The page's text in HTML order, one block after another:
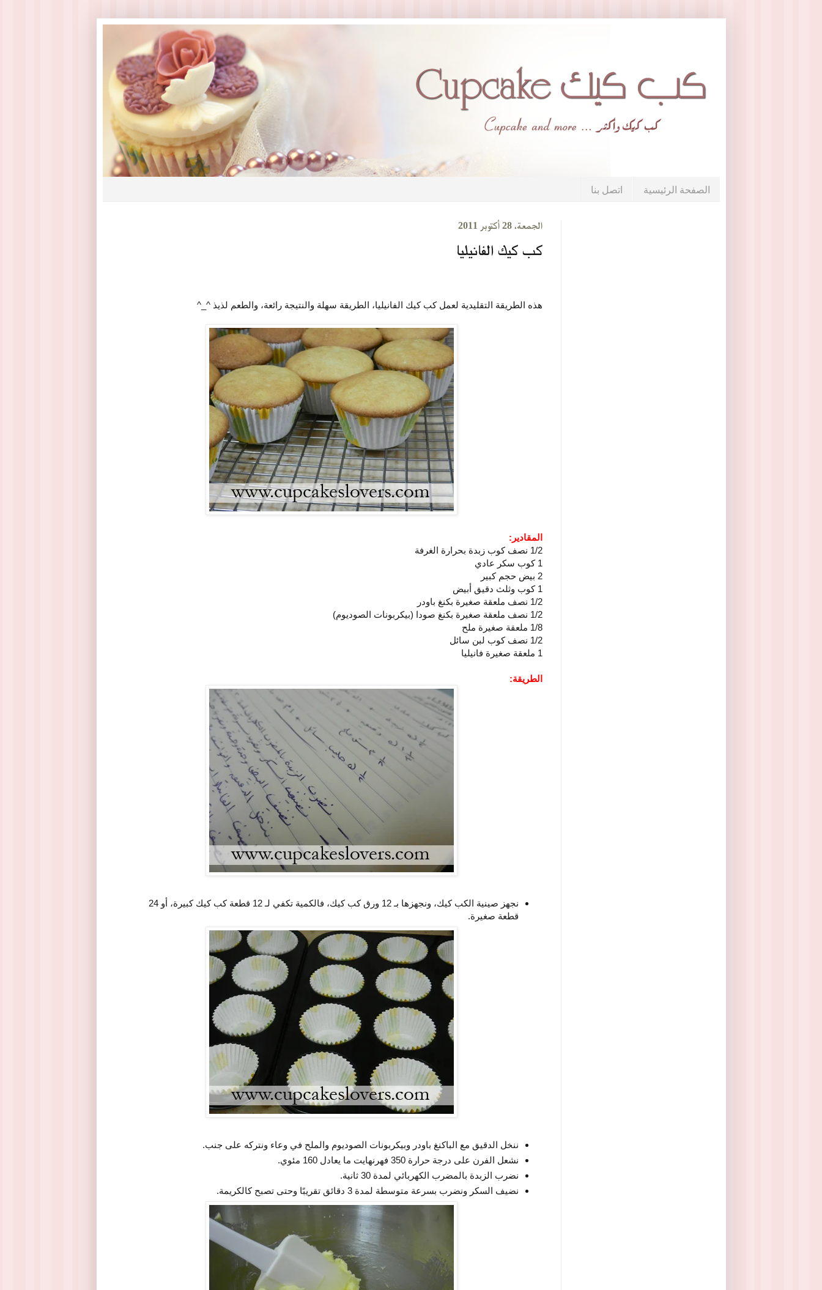
الصفحة الرئيسية اتصل بنا
الجمعة، 28 أكتوبر 2011
كب كيك الفانيليا
هذه الطريقة التقليدية لعمل كب كيك الفانيليا، الطريقة سهلة والنتيجة رائعة، والطعم لذيذ ^_^
المقادير:
1/2 نصف كوب زبدة بحرارة الغرفة
1 كوب سكر عادي
2 بيض حجم كبير
1 كوب وثلث دقيق أبيض
1/2 نصف ملعقة صغيرة بكنغ باودر
1/2 نصف ملعقة صغيرة بكنغ صودا (بيكربونات الصوديوم)
1/8 ملعقة صغيرة ملح
1/2 نصف كوب لبن سائل
1 ملعقة صغيرة فانيليا
الطريقة:
نجهز صينية الكب كيك، ونجهزها بـ 12 ورق كب كيك، فالكمية تكفي لـ 12 قطعة كب كيك كبيرة، أو 24
قطعة صغيرة.
ننخل الدقيق مع الباكنغ باودر وبيكربونات الصوديوم والملح في وعاء ونتركه على جنب.
نشعل الفرن على درجة حرارة 350 فهرنهايت ما يعادل 160 مئوي.
نضرب الزبدة بالمضرب الكهربائي لمدة 30 ثانية.
نضيف السكر ونضرب بسرعة متوسطة لمدة 3 دقائق تقريبًا وحتى تصبح كالكريمة.